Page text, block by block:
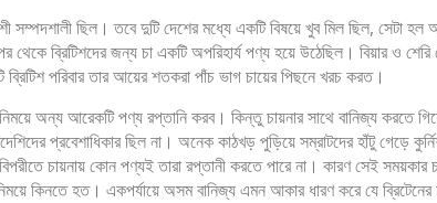
সম্পদশালী ছিল। তবে দুটি দেশের মধ্যে একটি বিষয়ে খুব মিল ছিল,
ব্রিটিশদের জন্য চা একটি অপরিহার্য পণ্য হয়ে উঠেছিল। বিয়ার ও
পরিবার তার আয়ের শতকরা পাঁচ ভাগ চায়ের পিছনে খরচ করত।
অন্য আরেকটি পণ্য রপ্তানি করব। কিন্তু চায়নার সাথে বানিজ্য করতে
প্রবেশাধিকার ছিল না। অনেক কাঠখড় পুড়িয়ে সম্রাটদের হাঁটু গেড়ে
চায়নায় কোন পণ্যই তারা রপ্তানী করতে পারে না। কারণ সেই সময়কার
কিনতে হত। একপর্যায়ে অসম বানিজ্য এমন আকার ধারণ করে যে